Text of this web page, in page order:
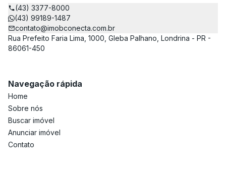
(43) 3377-8000
(43) 99189-1487
contato@imobconecta.com.br
Rua Prefeito Faria Lima, 1000, Gleba Palhano, Londrina - PR -
86061-450
Navegação rápida
Home
Sobre nós
Buscar imóvel
Anunciar imóvel
Contato